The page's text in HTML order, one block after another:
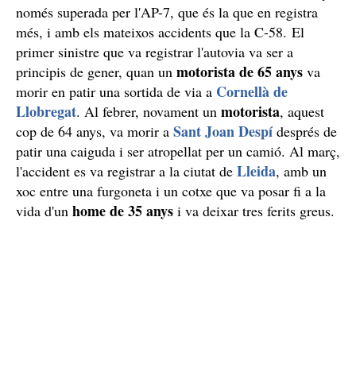
només superada per l'AP-7, que és la que en registra
més, i amb els mateixos accidents que la C-58. El
primer sinistre que va registrar l'autovia va ser a
principis de gener, quan un motorista de 65 anys va
morir en patir una sortida de via a Cornellà de
Llobregat. Al febrer, novament un motorista, aquest
cop de 64 anys, va morir a Sant Joan Despídesprés de
patir una caiguda i ser atropellat per un camió. Al març,
l'accident es va registrar a la ciutat de Lleida, amb un
xoc entre una furgoneta i un cotxe que va posar fi a la
vida d'un home de 35 anys i va deixar tres ferits greus.